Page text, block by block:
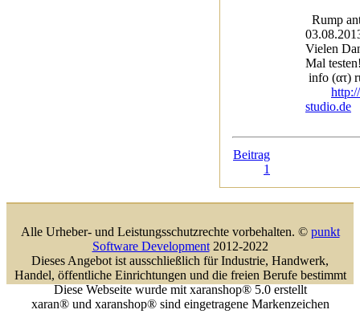
Rump
Vielen
Mal
info (ατ)
studio.de
Beitrag
1
Alle Urheber- und Leistungsschutzrechte vorbehalten. © punkt
Software Development2012-2022
Dieses Angebot ist ausschließlich für Industrie, Handwerk,
Handel, öffentliche Einrichtungen und die freien Berufe bestimmt
Diese Webseite wurde mit xaranshop® 5.0 erstellt
xaran® und xaranshop® sind eingetragene Markenzeichen